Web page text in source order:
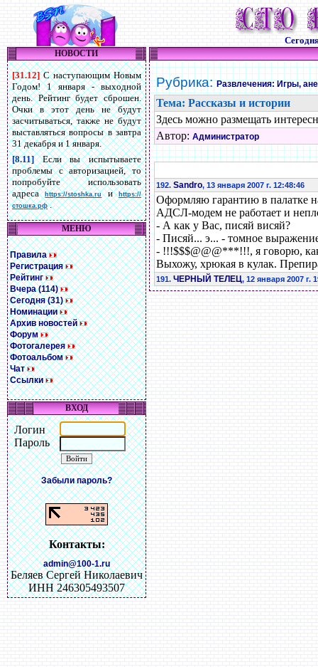
НОВОСТИ
[31.12]С наступающим Новым
Годом! 1 января - выходной
день. Рейтинг будет сброшен.
Очки в этот день не будут
засчитываться, также не будут
выставляться вопросы в завтра
31 декабря и 1 января.
[8.11]Если вы испытываете
проблемы с авторизацией, то
попробуйте использовать
адресаhttps://stoshka.ruиhttps://
стошка.рф.
МЕНЮ
Правила
Регистрация
Рейтинг
Вчера (114)
Сегодня (31)
Номинации
Архив новостей
Форум
Фотогалерея
Фотоальбом
Чат
Ссылки
ВХОД
Логин
Пароль
Забыли пароль?
Контакты:
admin@100-1.ru
Беляев Сергей Николаевич
ИНН 246305493507
Рубрика:Развлечения: Игры,
Тема: Рассказы и истории
Здесь можно размещать
Автор: Администратор
192. Sandro, 13 января 2007 г. 12:48:46
Оформляю гарантию в палатке
АДСЛ-модем не работает и
- А как у Вас, писяй висяй?
- Писяй... э... - томное
- !!!$$$@@@***!!!, я говорю,
Выхожу, хрюкая в кулак.
191. ЧЕРНЫЙ ТЕЛЕЦ, 12 января 2007 г.